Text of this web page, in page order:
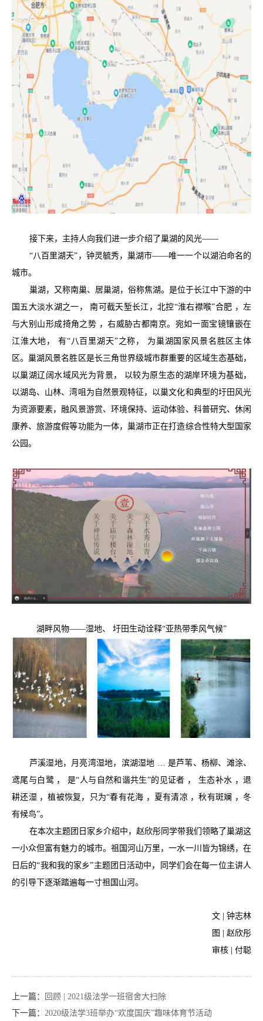
接下来，主持人向我们进一步介绍了巢湖的风光——
“八百里湖天”，钟灵毓秀，巢湖市——唯一一个以湖泊命名的
城市。
巢湖，又称南巢、居巢湖，俗称焦湖。是位于长江中下游的中
国五大淡水湖之一， 南可截天堑长江，北控“淮右襟喉”合肥 ，左
与大别山形成掎角之势 ，右威胁古都南京。宛如一面宝镜镶嵌在
江淮大地， 有“八百里湖天”之称， 为巢湖国家风景名胜区主体
区。巢湖风景名胜区是长三角世界级城市群重要的区域生态基础，
以巢湖辽阔水域风光为背景， 以较为原生态的湖岸环境为基础，
以湖岛、山林、湾咀为自然景观特征，以巢文化和典型的圩田风光
为资源要素，融风景游赏、环境保持、运动体验、科普研究、休闲
康养、旅游度假等功能为一体，巢湖市正在打造综合性特大型国家
公园。
湖畔风物——湿地、 圩田生动诠释“亚热带季风气候”
芦溪湿地，月亮湾湿地，滨湖湿地 … 是芦苇、杨柳、滩涂、
鸢尾与白鹭 ， 是“人与自然和谐共生”的见证者 ， 生态补水 ，退
耕还湿 ，植被恢复，只为“春有花海 ，夏有清凉 ，秋有斑斓 ，冬
有候鸟”。
在本次主题团日家乡介绍中，赵欣彤同学带我们领略了巢湖这
一小众但富有魅力的城市。祖国河山万里，一水一川皆为锦绣，在
日后的“我和我的家乡”主题团日活动中，同学们会在每一位主讲人
的引导下逐渐踏遍每一寸祖国山河。
文 | 钟志林
图 | 赵欣彤
审核 | 付聪
上一篇：
回顾 | 2021级法学一班宿舍大扫除
下一篇： 2020级法学3班举办“欢度国庆”趣味体育节活动